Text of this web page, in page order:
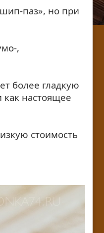
паз», но при
,
более гладкую
настоящее
стоимость